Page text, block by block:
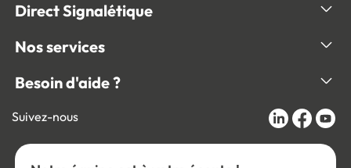
Direct Signalétique
Nos services
Besoin d'aide ?
Suivez-nous